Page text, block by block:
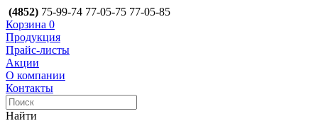
(4852) 75-99-74 77-05-75 77-05-85
Корзина 0
Продукция
Прайс-листы
Акции
О компании
Контакты
Найти